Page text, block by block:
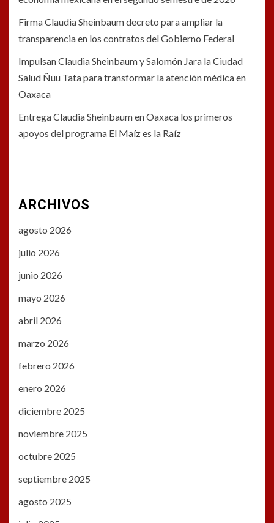
Firma Claudia Sheinbaum decreto para ampliar la
transparencia en los contratos del Gobierno Federal
Impulsan Claudia Sheinbaum y Salomón Jara la Ciudad
Salud Ñuu Tata para transformar la atención médica en
Oaxaca
Entrega Claudia Sheinbaum en Oaxaca los primeros
apoyos del programa El Maíz es la Raíz
ARCHIVOS
agosto 2026
julio 2026
junio 2026
mayo 2026
abril 2026
marzo 2026
febrero 2026
enero 2026
diciembre 2025
noviembre 2025
octubre 2025
septiembre 2025
agosto 2025